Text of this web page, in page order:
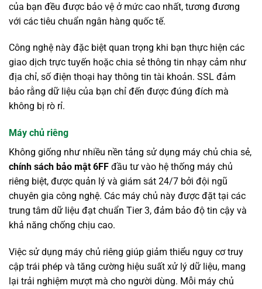
của bạn đều được bảo vệ ở mức cao nhất, tương đương
với các tiêu chuẩn ngân hàng quốc tế.
Công nghệ này đặc biệt quan trọng khi bạn thực hiện các
giao dịch trực tuyến hoặc chia sẻ thông tin nhạy cảm như
địa chỉ, số điện thoại hay thông tin tài khoản. SSL đảm
bảo rằng dữ liệu của bạn chỉ đến được đúng đích mà
không bị rò rỉ.
Máy chủ riêng
Không giống như nhiều nền tảng sử dụng máy chủ chia sẻ,
chính sách bảo mật 6FF đầu tư vào hệ thống máy chủ
riêng biệt, được quản lý và giám sát 24/7 bởi đội ngũ
chuyên gia công nghệ. Các máy chủ này được đặt tại các
trung tâm dữ liệu đạt chuẩn Tier 3, đảm bảo độ tin cậy và
khả năng chống chịu cao.
Việc sử dụng máy chủ riêng giúp giảm thiểu nguy cơ truy
cập trái phép và tăng cường hiệu suất xử lý dữ liệu, mang
lại trải nghiệm mượt mà cho người dùng. Mỗi máy chủ